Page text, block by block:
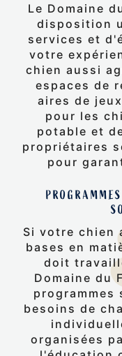
Le Domaine
disposition
services et
votre
chien aussi
espaces de
aires de
pour les
potable et
propriétaires
pour
Si votre chien
bases en
doit
Domaine du
programmes
besoins de
organisées